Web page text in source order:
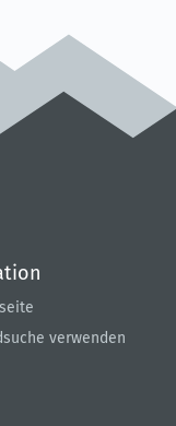
verwenden